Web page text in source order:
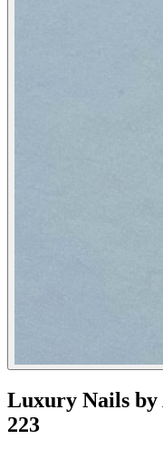
Luxury Nails by
223